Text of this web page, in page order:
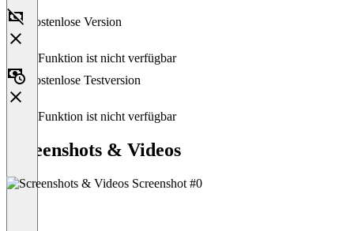
Kostenlose Version
Diese Funktion ist nicht verfügbar
Kostenlose Testversion
Diese Funktion ist nicht verfügbar
Screenshots & Videos